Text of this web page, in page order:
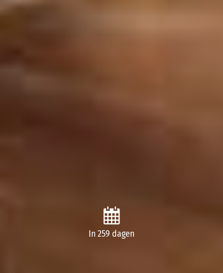
In 259 dagen